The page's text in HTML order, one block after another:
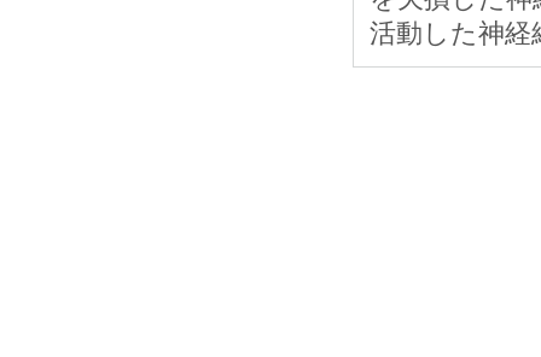
活動した神